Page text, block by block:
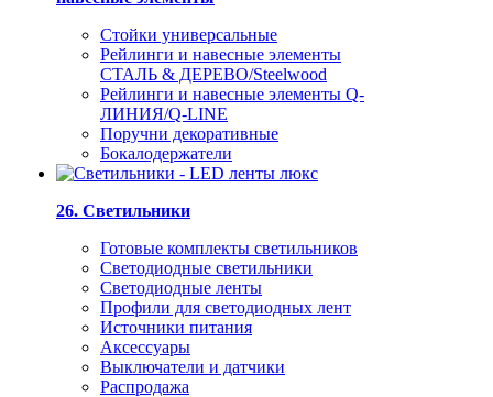
Стойки универсальные
Рейлинги и навесные элементы
СТАЛЬ & ДЕРЕВО/Steelwood
Рейлинги и навесные элементы Q-
ЛИНИЯ/Q-LINE
Поручни декоративные
Бокалодержатели
26. Светильники
Готовые комплекты светильников
Светодиодные светильники
Светодиодные ленты
Профили для светодиодных лент
Источники питания
Аксессуары
Выключатели и датчики
Распродажа